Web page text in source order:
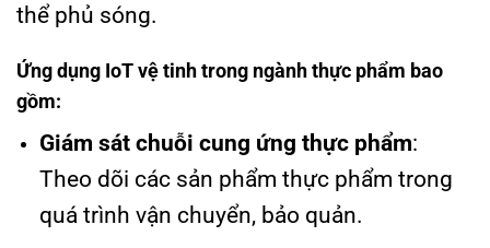
thể phủ sóng.
Ứng dụng IoT vệ tinh trong ngành thực phẩm bao
gồm:
Giám sát chuỗi cung ứng thực phẩm:
Theo dõi các sản phẩm thực phẩm trong
quá trình vận chuyển, bảo quản.